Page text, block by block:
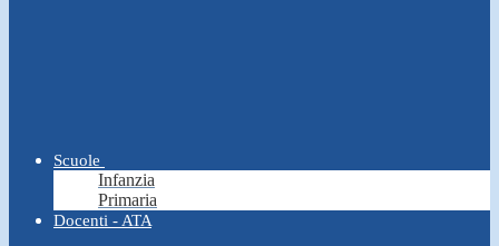
Scuole
Infanzia
Primaria
Docenti - ATA